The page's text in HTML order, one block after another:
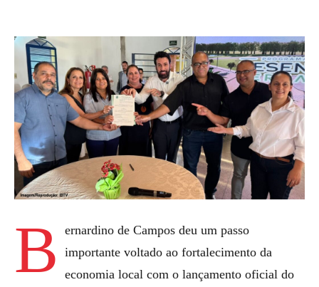
B
ernardino de Campos deu um passo
importante voltado ao fortalecimento da
economia local com o lançamento oficial do